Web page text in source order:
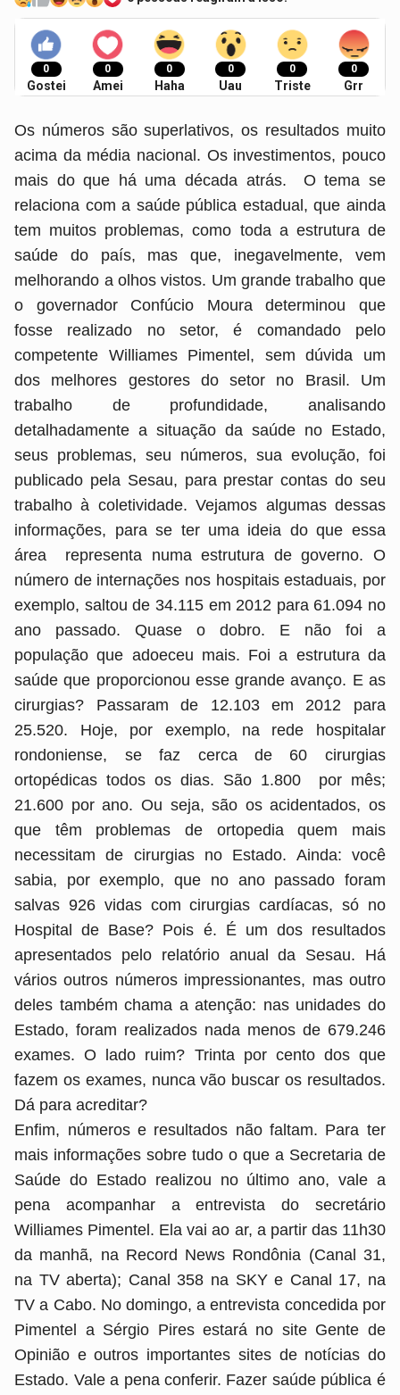
0
Gostei
0
Amei
0
Haha
0
Uau
0
Triste
0
Grr
Os números são superlativos, os resultados muito
acima da média nacional. Os investimentos, pouco
mais do que há uma década atrás. O tema se
relaciona com a saúde pública estadual, que ainda
tem muitos problemas, como toda a estrutura de
saúde do país, mas que, inegavelmente, vem
melhorando a olhos vistos. Um grande trabalho que
o governador Confúcio Moura determinou que
fosse realizado no setor, é comandado pelo
competente Williames Pimentel, sem dúvida um
dos melhores gestores do setor no Brasil. Um
trabalho de profundidade, analisando
detalhadamente a situação da saúde no Estado,
seus problemas, seu números, sua evolução, foi
publicado pela Sesau, para prestar contas do seu
trabalho à coletividade. Vejamos algumas dessas
informações, para se ter uma ideia do que essa
área representa numa estrutura de governo. O
número de internações nos hospitais estaduais, por
exemplo, saltou de 34.115 em 2012 para 61.094 no
ano passado. Quase o dobro. E não foi a
população que adoeceu mais. Foi a estrutura da
saúde que proporcionou esse grande avanço. E as
cirurgias? Passaram de 12.103 em 2012 para
25.520. Hoje, por exemplo, na rede hospitalar
rondoniense, se faz cerca de 60 cirurgias
ortopédicas todos os dias. São 1.800 por mês;
21.600 por ano. Ou seja, são os acidentados, os
que têm problemas de ortopedia quem mais
necessitam de cirurgias no Estado. Ainda: você
sabia, por exemplo, que no ano passado foram
salvas 926 vidas com cirurgias cardíacas, só no
Hospital de Base? Pois é. É um dos resultados
apresentados pelo relatório anual da Sesau. Há
vários outros números impressionantes, mas outro
deles também chama a atenção: nas unidades do
Estado, foram realizados nada menos de 679.246
exames. O lado ruim? Trinta por cento dos que
fazem os exames, nunca vão buscar os resultados.
Dá para acreditar?
Enfim, números e resultados não faltam. Para ter
mais informações sobre tudo o que a Secretaria de
Saúde do Estado realizou no último ano, vale a
pena acompanhar a entrevista do secretário
Williames Pimentel. Ela vai ao ar, a partir das 11h30
da manhã, na Record News Rondônia (Canal 31,
na TV aberta); Canal 358 na SKY e Canal 17, na
TV a Cabo. No domingo, a entrevista concedida por
Pimentel a Sérgio Pires estará no site Gente de
Opinião e outros importantes sites de notícias do
Estado. Vale a pena conferir. Fazer saúde pública é